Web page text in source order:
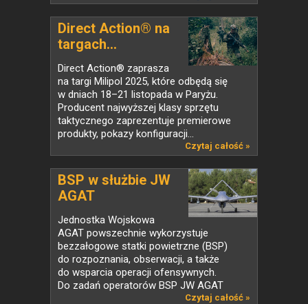
Direct Action® na
targach...
Direct Action® zaprasza
na targi Milipol 2025, które odbędą się
w dniach 18–21 listopada w Paryżu.
Producent najwyższej klasy sprzętu
taktycznego zaprezentuje premierowe
produkty, pokazy konfiguracji...
Czytaj całość »
BSP w służbie JW
AGAT
Jednostka Wojskowa
AGAT powszechnie wykorzystuje
bezzałogowe statki powietrzne (BSP)
do rozpoznania, obserwacji, a także
do wsparcia operacji ofensywnych.
Do zadań operatorów BSP JW AGAT
Czytaj całość »